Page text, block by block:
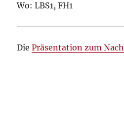
Wo: LBS1, FH1
Die Präsentation zum